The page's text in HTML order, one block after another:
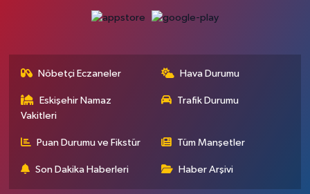
Nöbetçi Eczaneler Hava Durumu
Eskişehir Namaz
Vakitleri
Trafik Durumu
Puan Durumu ve Fikstür Tüm Manşetler
Son Dakika Haberleri Haber Arşivi